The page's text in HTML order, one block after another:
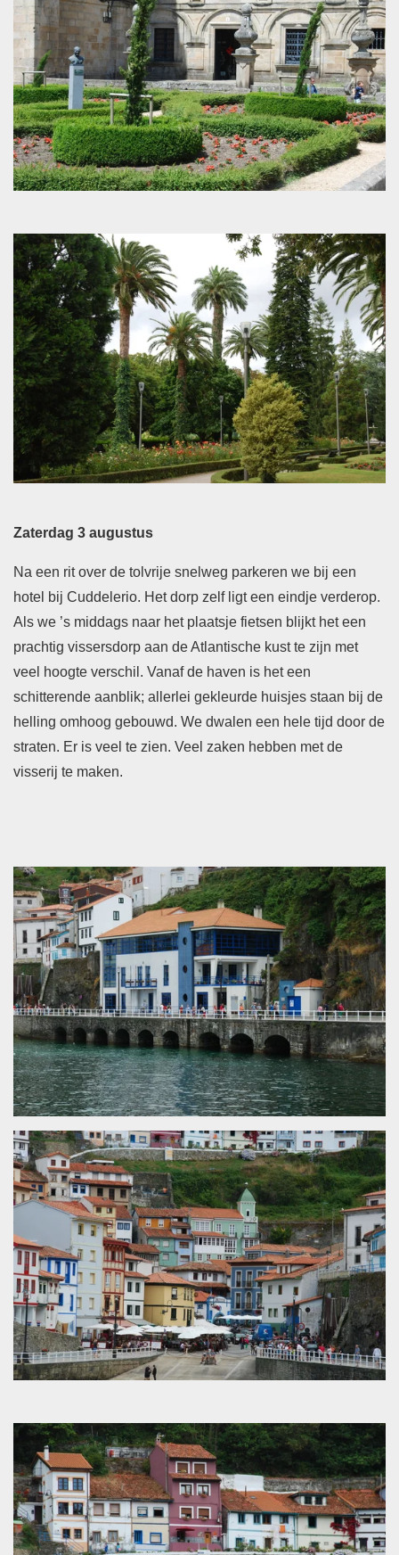
Zaterdag 3 augustus
Na een rit over de tolvrije snelweg parkeren we bij een
hotel bij Cuddelerio. Het dorp zelf ligt een eindje verderop.
Als we ’s middags naar het plaatsje fietsen blijkt het een
prachtig vissersdorp aan de Atlantische kust te zijn met
veel hoogte verschil. Vanaf de haven is het een
schitterende aanblik; allerlei gekleurde huisjes staan bij de
helling omhoog gebouwd. We dwalen een hele tijd door de
straten. Er is veel te zien. Veel zaken hebben met de
visserij te maken.